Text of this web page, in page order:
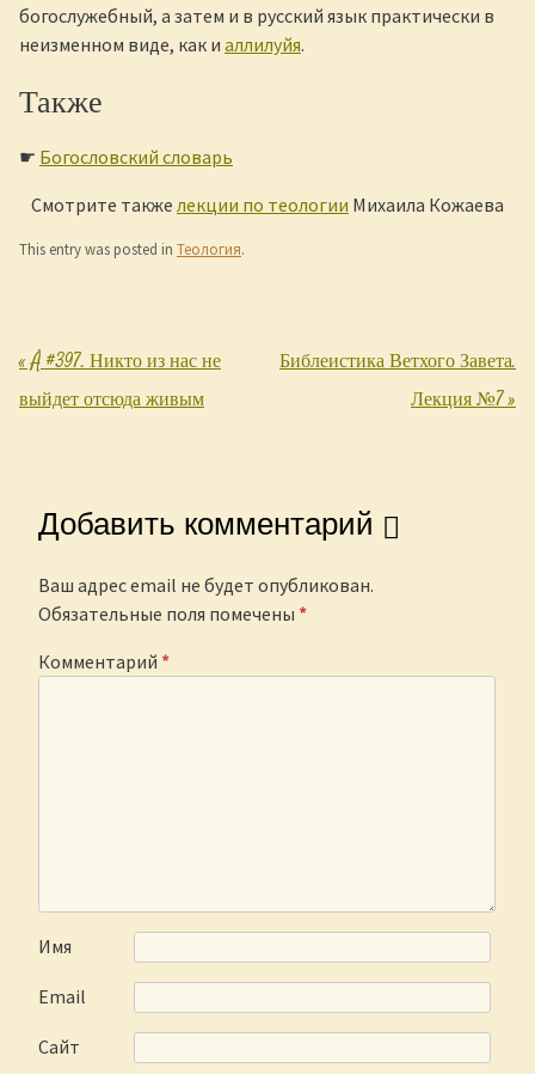
богослужебный, а затем и в русский язык практически в
неизменном виде, как и аллилуйя.
Также
☛ Богословский словарь
Смотрите также лекции по теологии Михаила Кожаева
This entry was posted in Теология.
Post navigation
«Å #397. Никто из нас не
выйдет отсюда живым
Библеистика Ветхого Завета.
Лекция №7»
Добавить комментарий
Ваш адрес email не будет опубликован.
Обязательные поля помечены *
Комментарий *
Имя
Email
Сайт